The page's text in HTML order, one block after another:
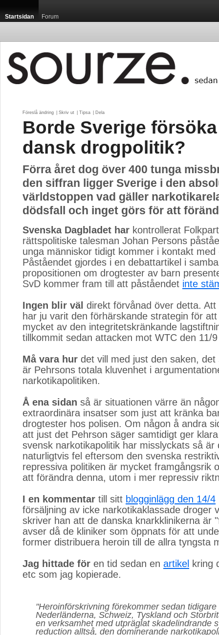
Startsidan Forum
Föreslå ändring Skriv ut Tipsa Dela
Borde Sverige
dansk drogpolitik?
Förra året dog över 400 tunga
den siffran ligger Sverige i den
världstoppen vad gäller
dödsfall och inget görs för att
Svenska Dagbladet har kontrollerat
rättspolitiske talesman Johan Persons
unga människor tidigt kommer i kontakt med
Påståendet gjordes i en debattartikel i
propositionen om drogtester av barn
SvD kommer fram till att påståendet inte
Ingen blir väl direkt förvånad över detta.
har ju varit den förhärskande strategin för
mycket av den integritetskränkande
tillkommit sedan attacken mot WTC den 11/
Må vara hur det vill med just den saken,
är Pehrsons totala kluvenhet i
narkotikapolitiken.
Å ena sidan så är situationen värre än
extraordinära insatser som just att kränka
drogtester hos polisen. Om någon å andra
att just det Pehrson säger samtidigt ger
svensk narkotikapolitik har misslyckats så är
naturligtvis fel eftersom den svenska
repressiva politiken är mycket framgångsrik
att förändra denna, utom i mer repressiv
I en kommentar till sitt blogginlägg den 14/4
försäljning av icke narkotikaklassade droger
skriver han att de danska knarkklinikerna är
avser då de kliniker som öppnats för att
former distribuera heroin till de allra tyngsta
Jag hittade för en tid sedan en artikel kring
etc som jag kopierade.
"Heroinförskrivning förekommer sedan
Nederländerna, Schweiz, Tyskland och
en verksamhet med utpräglat skadelindrande
reduction alltså, den dominerande